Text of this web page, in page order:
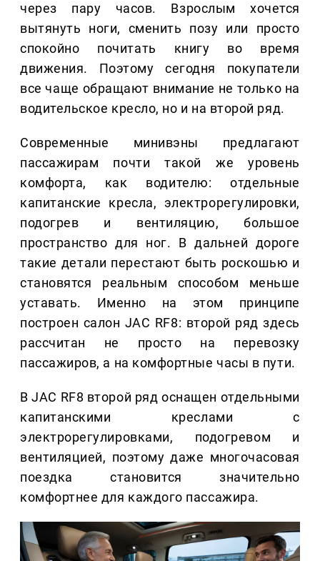
через пару часов. Взрослым хочется
вытянуть ноги, сменить позу или просто
спокойно почитать книгу во время
движения. Поэтому сегодня покупатели
все чаще обращают внимание не только на
водительское кресло, но и на второй ряд.
Современные минивэны предлагают
пассажирам почти такой же уровень
комфорта, как водителю: отдельные
капитанские кресла, электрорегулировки,
подогрев и вентиляцию, большое
пространство для ног. В дальней дороге
такие детали перестают быть роскошью и
становятся реальным способом меньше
уставать. Именно на этом принципе
построен салон JAC RF8: второй ряд здесь
рассчитан не просто на перевозку
пассажиров, а на комфортные часы в пути.
В JAC RF8 второй ряд оснащен отдельными
капитанскими креслами с
электрорегулировками, подогревом и
вентиляцией, поэтому даже многочасовая
поездка становится значительно
комфортнее для каждого пассажира.